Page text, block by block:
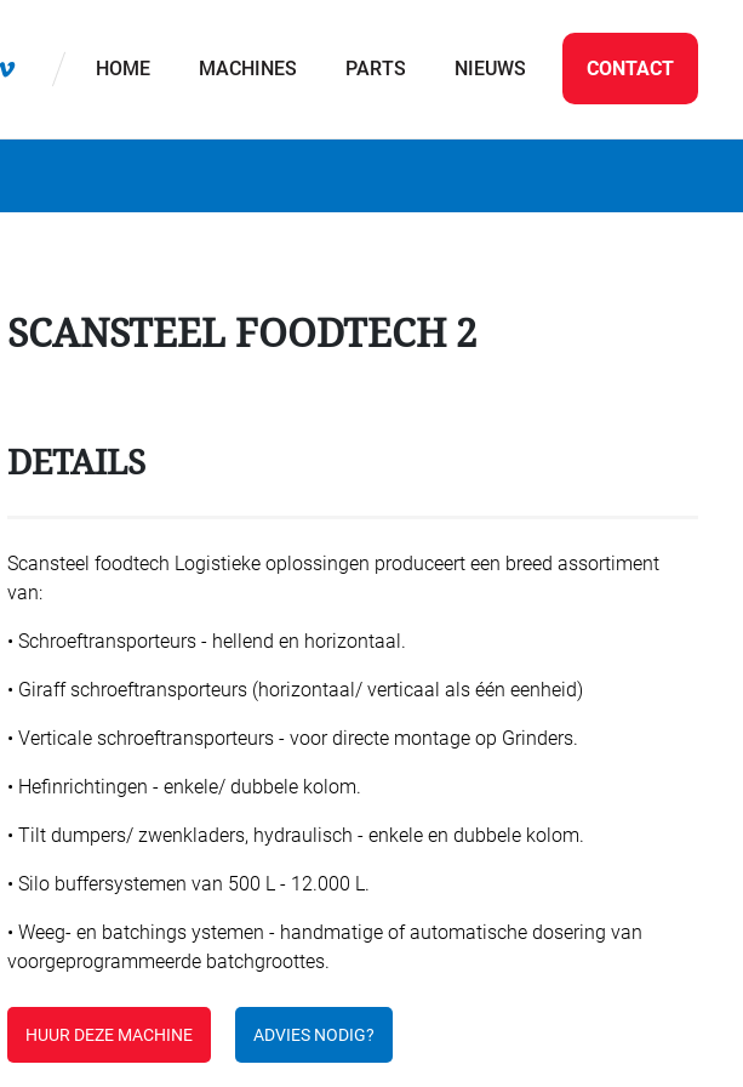
HOME MACHINES PARTS NIEUWS CONTACT
SCANSTEEL FOODTECH 2
DETAILS
Scansteel foodtech Logistieke oplossingen produceert een breed assortiment
van:
• Schroeftransporteurs - hellend en horizontaal.
• Giraff schroeftransporteurs (horizontaal/ verticaal als één eenheid)
• Verticale schroeftransporteurs - voor directe montage op Grinders.
• Hefinrichtingen - enkele/ dubbele kolom.
• Tilt dumpers/ zwenkladers, hydraulisch - enkele en dubbele kolom.
• Silo buffersystemen van 500 L - 12.000 L.
• Weeg- en batchings ystemen - handmatige of automatische dosering van
voorgeprogrammeerde batchgroottes.
HUUR DEZE MACHINE ADVIES NODIG?